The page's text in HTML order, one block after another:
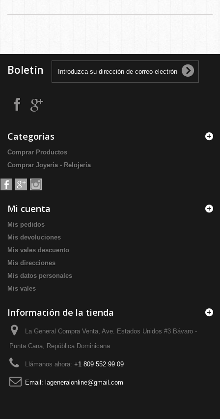
Boletín
Categorías
Comprar Productos
Comprar Joyeria - Relojeria
Mi cuenta
Mis pedidos
Mis devoluciones
Mis vales descuento
Mis direcciones
Mis datos personales
Mis vales
Información de la tienda
La General Compra Venta, Ave. Estados Unidos #3 Bávaro -
Punta Cana, República Dominicana
Llámanos ahora: +1 809 552 99 09
Email: lageneralonline@gmail.com